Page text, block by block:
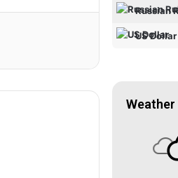
Russian
US Dollar
Weather